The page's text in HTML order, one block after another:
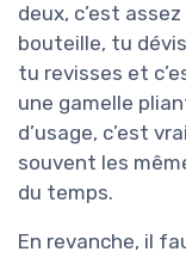
deux, c’est
bouteille, tu
tu revisses et
une gamelle
d’usage, c’est
souvent les
du temps.
En revanche, il